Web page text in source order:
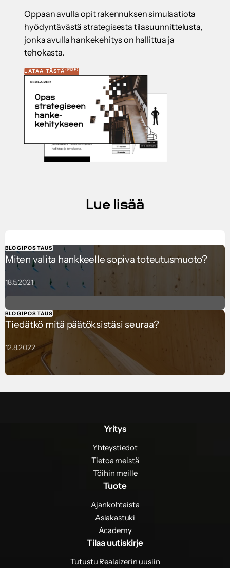
Oppaan avulla opit rakennuksen simulaatiota
hyödyntävästä strategisesta tilasuunnittelusta,
jonka avulla hankekehitys on hallittua ja
tehokasta.
LATAA TÄSTÄ (PDF)
Lue lisää
BLOGIPOSTAUS
Miten valita hankkeelle sopiva toteutusmuoto?
18.5.2021
BLOGIPOSTAUS
Tiedätkö mitä päätöksistäsi seuraa?
12.8.2022
Yritys
Yhteystiedot
Tietoa meistä
Töihin meille
Tuote
Ajankohtaista
Asiakastuki
Academy
Tilaa uutiskirje
Tutustu Realaizerin uusiin